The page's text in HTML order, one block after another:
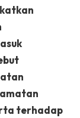
terhadap